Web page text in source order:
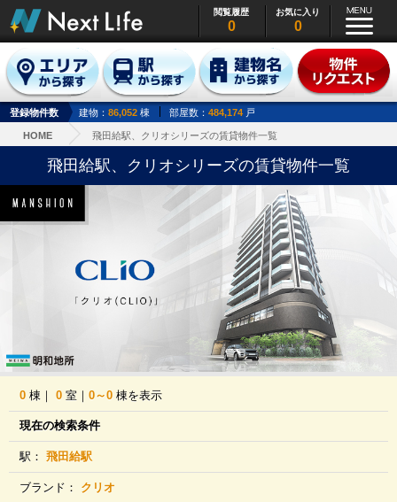
閲覧履歴
0
お気に入り
0
登録物件数 建物： 86,052 棟 部屋数： 484,174 戸
HOME 飛田給駅、クリオシリーズの賃貸物件一覧
飛田給駅、クリオシリーズの賃貸物件一覧
0 棟｜0 室｜0～0 棟を表示
現在の検索条件
駅：飛田給駅
ブランド： クリオ